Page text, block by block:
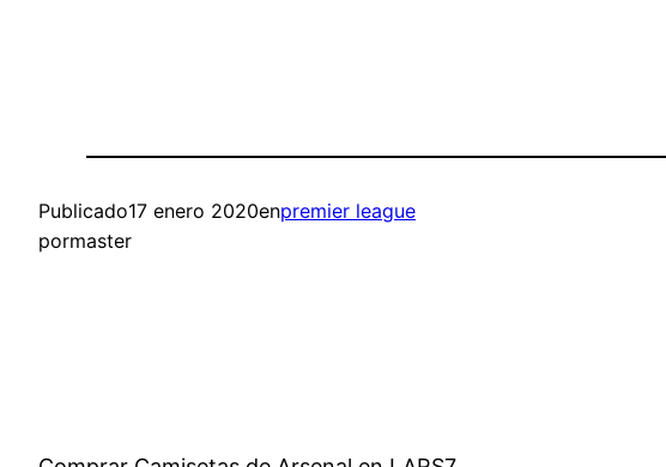
Publicado17 enero 2020enpremier league
pormaster